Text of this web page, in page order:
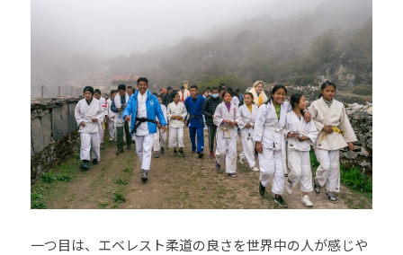
一つ目は、エベレスト柔道の良さを世界中の人が感じや